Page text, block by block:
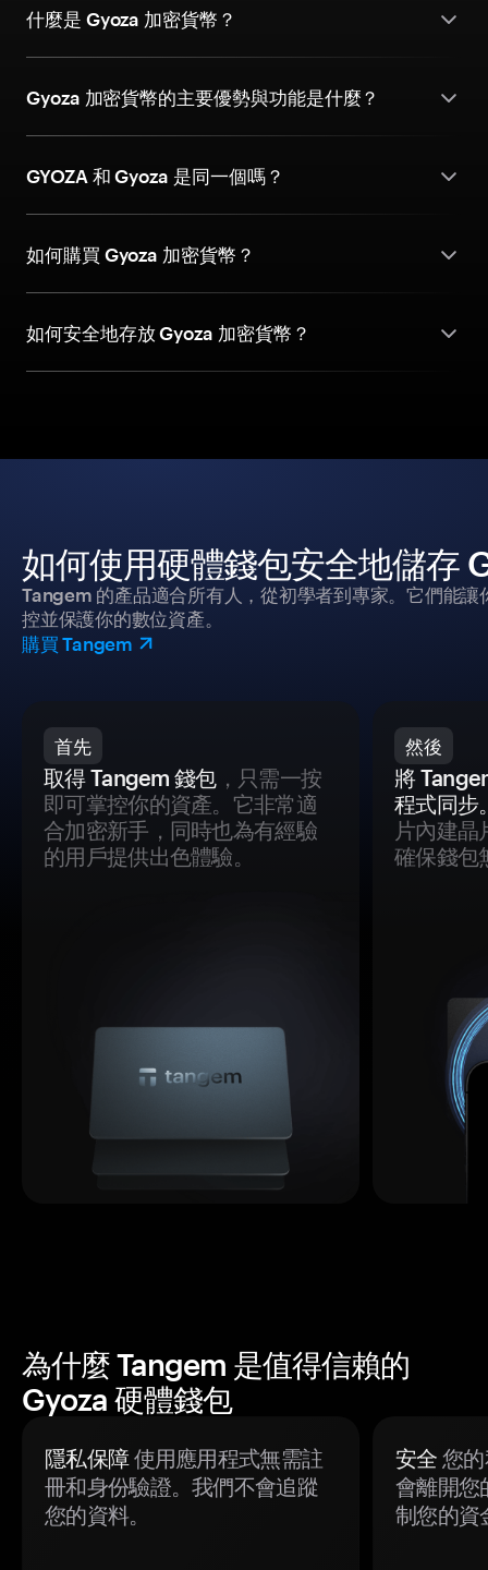
什麼是 Gyoza 加密貨幣？
Gyoza 加密貨幣的主要優勢與功能是什麼？
GYOZA 和 Gyoza 是同一個嗎？
如何購買 Gyoza 加密貨幣？
如何安全地存放 Gyoza 加密貨幣？
如何使用硬體錢包安全地儲存
Tangem 的產品適合所有人，從初學者到專家。它們能
控並保護你的數位資產。
購買 Tangem
首先
取得 Tangem 錢包，只需一按
即可掌控你的資產。它非常適
合加密新手，同時也為有經驗
的用戶提供出色體驗。
然後
將
程式同步
片內建晶
確保錢包
為什麼 Tangem 是值得信賴的
Gyoza 硬體錢包
隱私保障使用應用程式無需註
冊和身份驗證。我們不會追蹤
您的資料。
安全 您
會離開您
制您的資